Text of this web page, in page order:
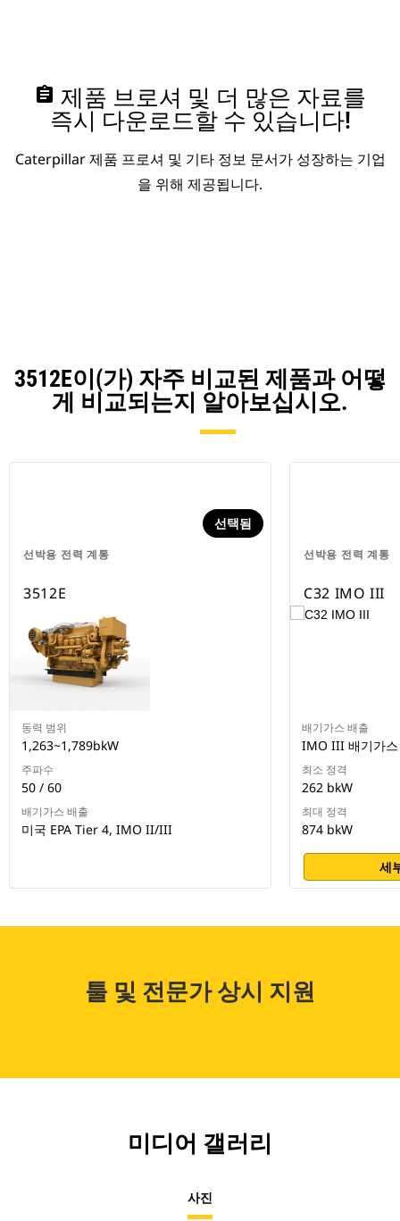
assignment 제품 브로셔 및 더 많은 자료를
즉시 다운로드할 수 있습니다!
Caterpillar 제품 프로셔 및 기타 정보 문서가 성장하는 기업
을 위해 제공됩니다.
3512E이(가) 자주 비교된 제품과 어떻
게 비교되는지 알아보십시오.
선박용 전력 계통
선택됨
3512E
동력 범위
1,263~1,789bkW
주파수
50 / 60
배기가스 배출
미국 EPA Tier 4, IMO II/III
선박용 전력 계통
C32 IMO III
배기가스 배출
IMO III 배기가스
최소 정격
262 bkW
최대 정격
874 bkW
세
툴 및 전문가 상시 지원
미디어 갤러리
사진